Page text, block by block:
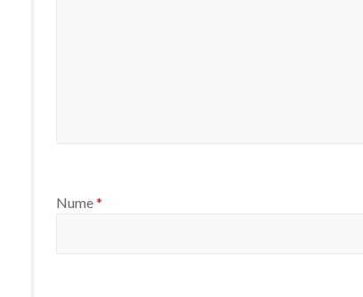
Nume*